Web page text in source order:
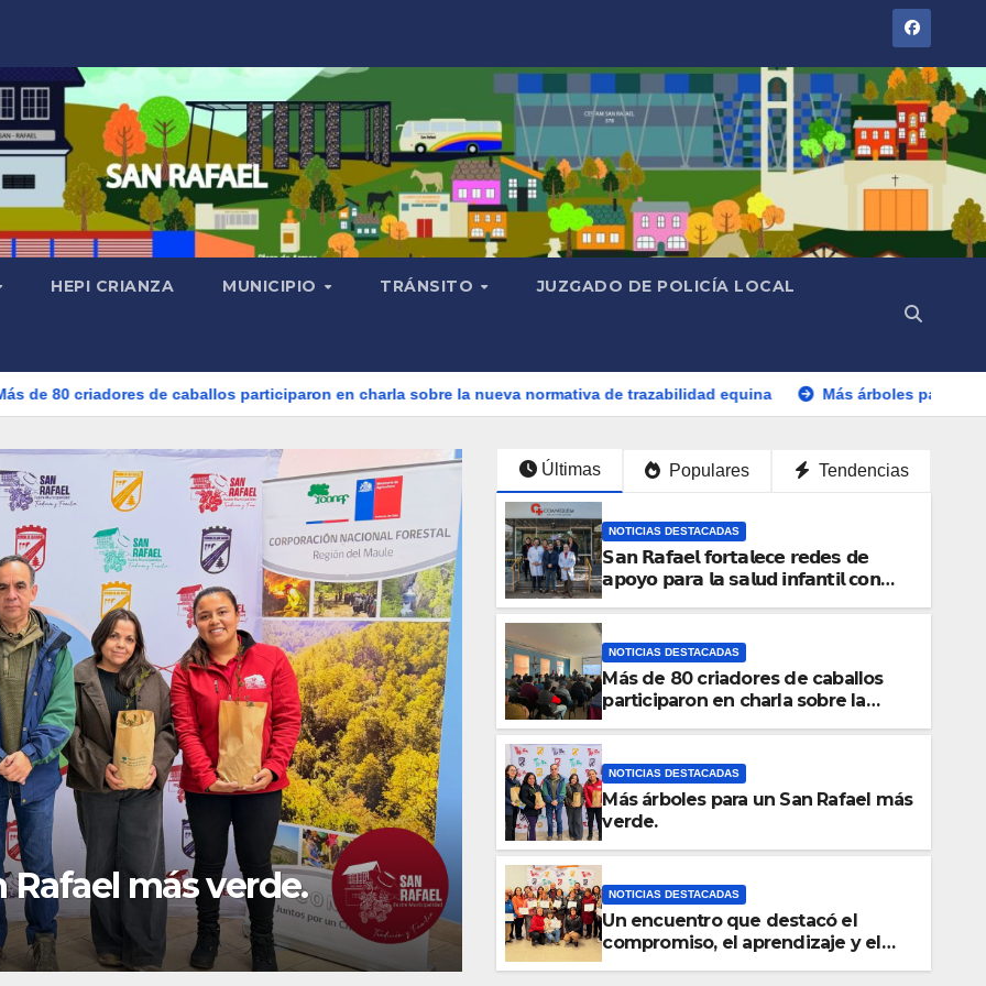
HEPI CRIANZA MUNICIPIO TRÁNSITO JUZGADO DE POLICÍA LOCAL
de caballos participaron en charla sobre la nueva normativa de trazabilidad equina Más árboles para un San Rafael más
el compromiso, el
de las mujeres de
NOTICIAS DESTACADAS
Taller de apoyo a la
JULIO 29, 2026 RELACIONES PUBLICAS
Últimas Populares Tendencias
NOTICIAS DESTACADAS
𝗦𝗮𝗻 𝗥𝗮𝗳𝗮𝗲𝗹 𝗳𝗼𝗿𝘁𝗮𝗹𝗲𝗰𝗲 𝗿𝗲𝗱𝗲𝘀 𝗱𝗲
𝗮𝗽𝗼𝘆𝗼 𝗽𝗮𝗿𝗮 𝗹𝗮 𝘀𝗮𝗹𝘂𝗱 𝗶𝗻𝗳𝗮𝗻𝘁𝗶𝗹 𝗰𝗼𝗻
NOTICIAS DESTACADAS
Más de 80 criadores de caballos
participaron en charla sobre la
NOTICIAS DESTACADAS
Más árboles para un San Rafael más
verde.
NOTICIAS DESTACADAS
Un encuentro que destacó el
compromiso, el aprendizaje y el